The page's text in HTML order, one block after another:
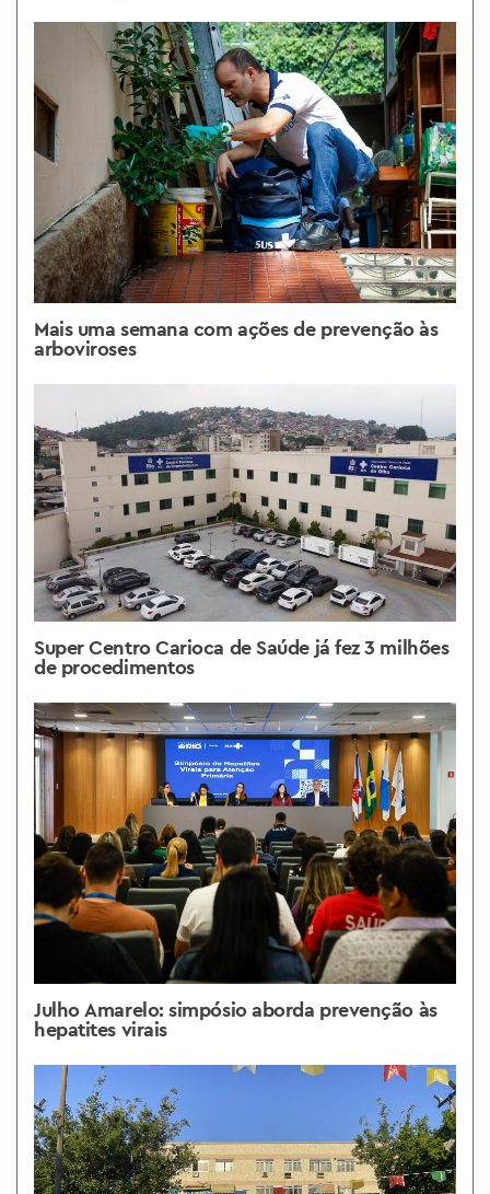
Mais uma semana com ações de prevenção às
arboviroses
Super Centro Carioca de Saúde já fez 3 milhões
de procedimentos
Julho Amarelo: simpósio aborda prevenção às
hepatites virais